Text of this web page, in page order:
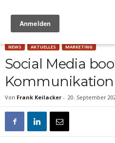
NEWS AKTUELLES MARKETING
Social Media
Kommunikation
Von Frank Keilacker - 20. September